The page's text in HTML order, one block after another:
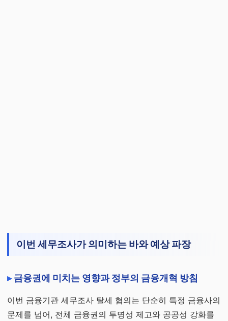
이번 세무조사가 의미하는 바와 예상 파장
금융권에 미치는 영향과 정부의 금융개혁 방침
이번 금융기관 세무조사 탈세 혐의는 단순히 특정 금융사의
문제를 넘어, 전체 금융권의 투명성 제고와 공공성 강화를